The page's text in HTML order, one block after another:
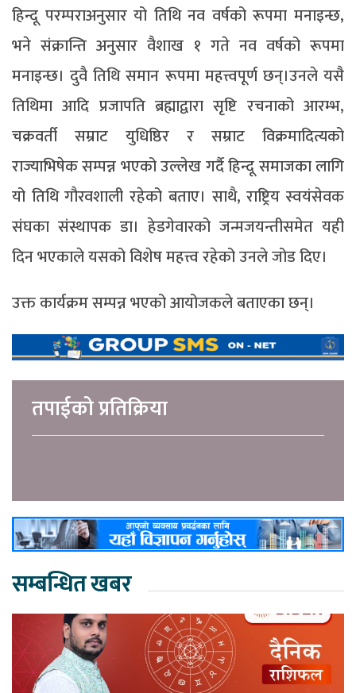
हिन्दू परम्पराअनुसार यो तिथि नव वर्षको रूपमा मनाइन्छ,
भने संक्रान्ति अनुसार वैशाख १ गते नव वर्षको रूपमा
मनाइन्छ। दुवै तिथि समान रूपमा महत्त्वपूर्ण छन्।उनले यसै
तिथिमा आदि प्रजापति ब्रह्माद्वारा सृष्टि रचनाको आरम्भ,
चक्रवर्ती सम्राट युधिष्ठिर र सम्राट विक्रमादित्यको
राज्याभिषेक सम्पन्न भएको उल्लेख गर्दै हिन्दू समाजका लागि
यो तिथि गौरवशाली रहेको बताए। साथै, राष्ट्रिय स्वयंसेवक
संघका संस्थापक डा। हेडगेवारको जन्मजयन्तीसमेत यही
दिन भएकाले यसको विशेष महत्त्व रहेको उनले जोड दिए।
उक्त कार्यक्रम सम्पन्न भएको आयोजकले बताएका छन्।
तपाईको प्रतिक्रिया
सम्बन्धित खबर